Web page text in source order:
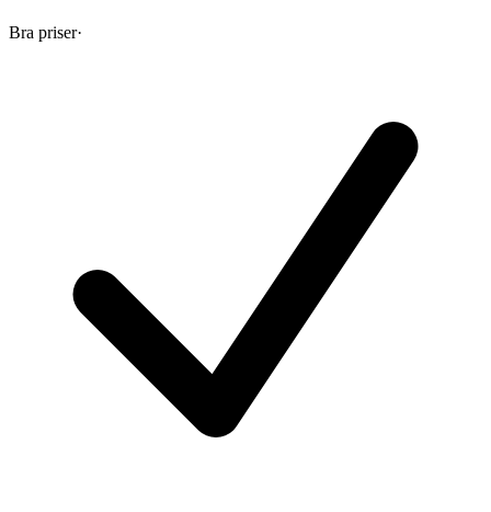
Bra priser·